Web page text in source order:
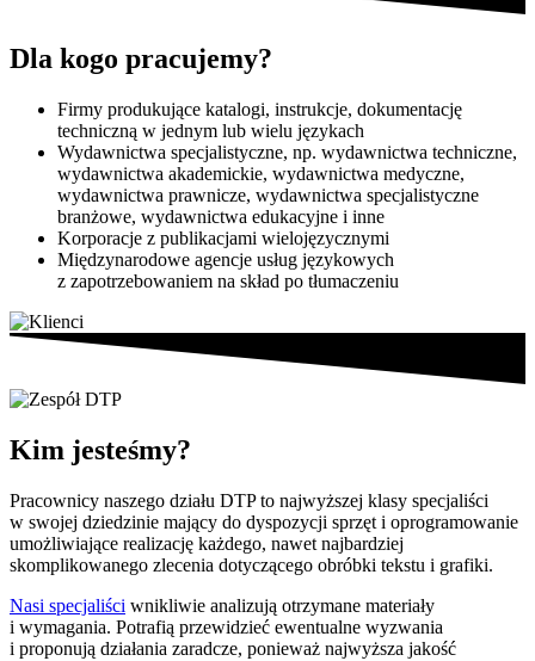
Dla kogo pracujemy?
Firmy produkujące katalogi, instrukcje, dokumentację
techniczną w jednym lub wielu językach
Wydawnictwa specjalistyczne, np. wydawnictwa techniczne,
wydawnictwa akademickie, wydawnictwa medyczne,
wydawnictwa prawnicze, wydawnictwa specjalistyczne
branżowe, wydawnictwa edukacyjne i inne
Korporacje z publikacjami wielojęzycznymi
Międzynarodowe agencje usług językowych
z zapotrzebowaniem na skład po tłumaczeniu
Kim jesteśmy?
Pracownicy naszego działu DTP to najwyższej klasy specjaliści
w swojej dziedzinie mający do dyspozycji sprzęt i oprogramowanie
umożliwiające realizację każdego, nawet najbardziej
skomplikowanego zlecenia dotyczącego obróbki tekstu i grafiki.
Nasi specjaliści wnikliwie analizują otrzymane materiały
i wymagania. Potrafią przewidzieć ewentualne wyzwania
i proponują działania zaradcze, ponieważ najwyższa jakość